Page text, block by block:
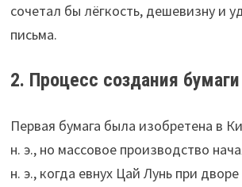
сочетал бы лёгкость, дешевизну и
письма.
2. Процесс создания бумаги
Первая бумага была изобретена в
н. э., но массовое производство
н. э., когда евнух Цай Лунь при